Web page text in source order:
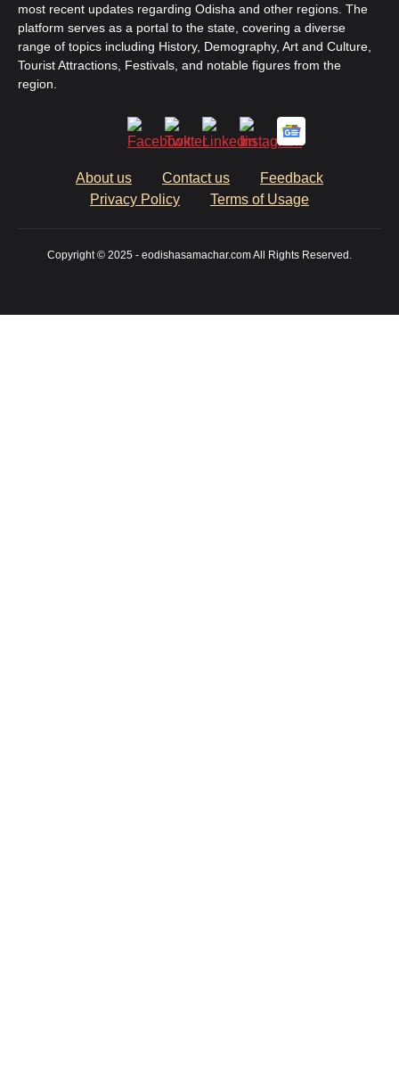
most recent updates regarding Odisha and other regions. The
platform serves as a portal to the state, covering a diverse
range of topics including History, Demography, Art and Culture,
Tourist Attractions, Festivals, and notable figures from the
region.
About us Contact us
Feedback
Privacy Policy
Terms of Usage
Copyright © 2025 - eodishasamachar.com All Rights Reserved.